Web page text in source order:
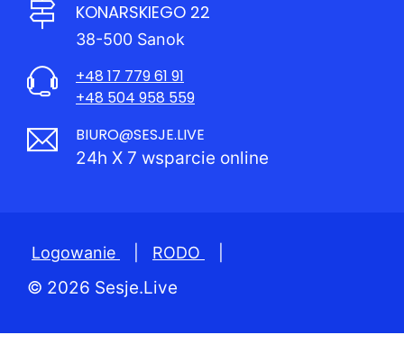
KONARSKIEGO 22
38-500 Sanok
+48 17 779 61 91
+48 504 958 559
BIURO@SESJE.LIVE
24h X 7 wsparcie online
Logowanie RODO
© 2026 Sesje.Live